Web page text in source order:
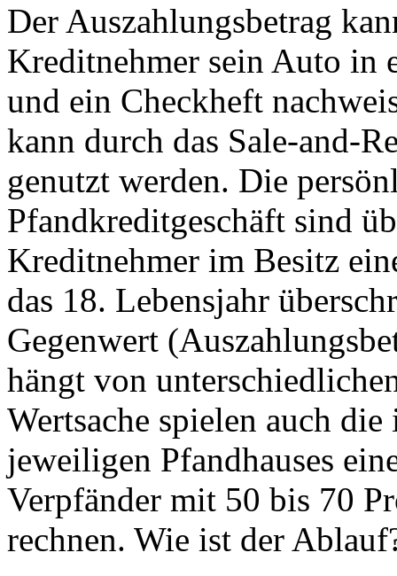
Der Auszahlungsbetrag
Kreditnehmer sein Auto in
und ein Checkheft
kann durch das Sale-and-
genutzt werden. Die
Pfandkreditgeschäft sind
Kreditnehmer im Besitz
das 18. Lebensjahr
Gegenwert
hängt von
Wertsache spielen auch
jeweiligen Pfandhauses
Verpfänder mit 50 bis 70
rechnen. Wie ist der